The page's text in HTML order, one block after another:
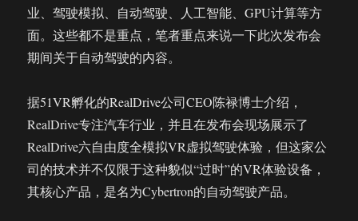
业、驾驶模拟、自动驾驶、人工智能、GPU计算等方
面。这些都不是重点，笔者重点来说一下此次发布会
期间关于自动驾驶的内容。
据51VR孵化的RealDrive公司CEO陈禄博士介绍，
RealDrive专注汽车行业，并且在发布会现场展示了
RealDrive六自由度全模拟VR虚拟驾驶体验，但这家公
司的技术并不仅限于这种貌似“过时”的VR体验设备，
其核心产品，是名为Cybertron的自动驾驶产品。